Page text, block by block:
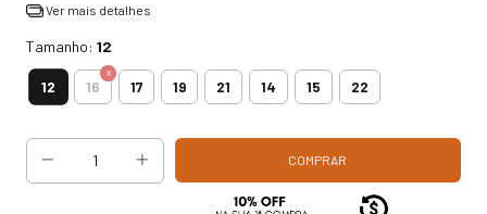
Ver mais detalhes
Tamanho: 12
12 16 17 19 21 14 15 22